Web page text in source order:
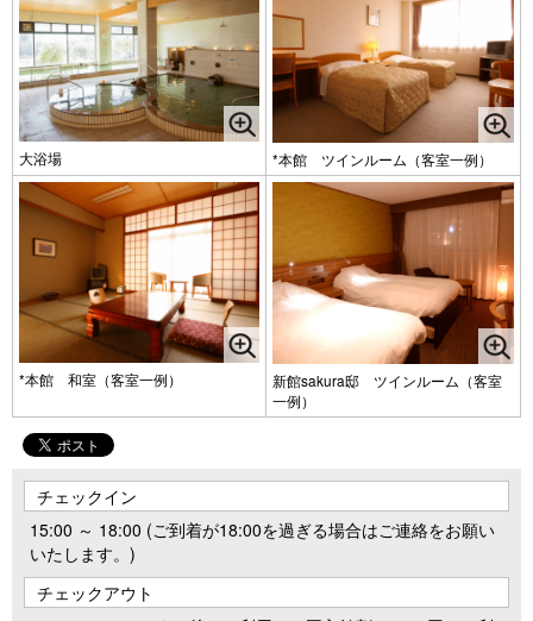
大浴場 *本館 ツインルーム（客室一例）
*本館 和室（客室一例）
新館sakura邸 ツインルーム（客室
一例）
チェックイン
15:00 ～ 18:00 (ご到着が18:00を過ぎる場合はご連絡をお願い
いたします。)
チェックアウト